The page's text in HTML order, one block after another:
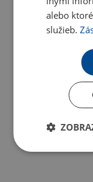
alebo
služieb.